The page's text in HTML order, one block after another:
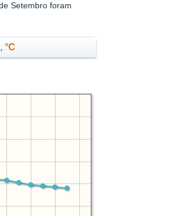
Setembro foram
°C